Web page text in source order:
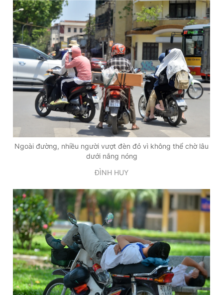
Ngoài đường, nhiều người vượt đèn đỏ vì không thể chờ lâu
dưới nắng nóng
ĐÌNH HUY